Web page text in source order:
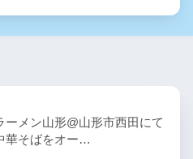
ーメン山形@山形市西田にて
華そばをオー…